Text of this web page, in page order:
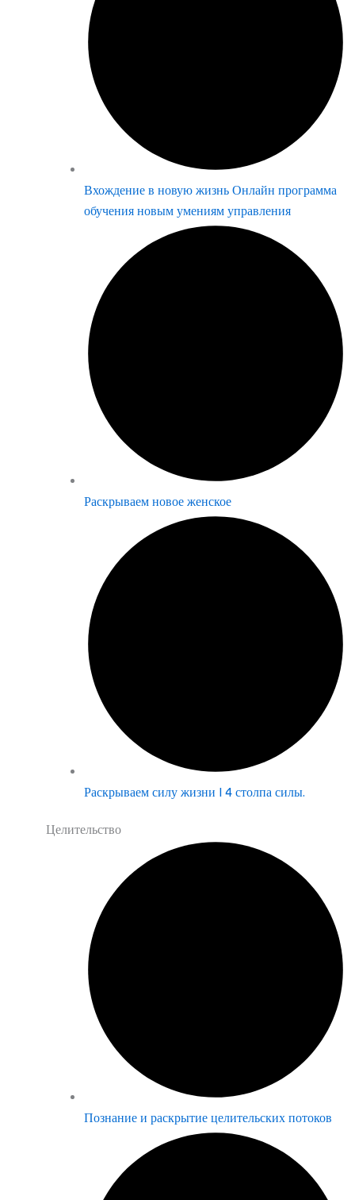
Вхождение в новую жизнь Онлайн программа
обучения новым умениям управления
Раскрываем новое женское
Раскрываем силу жизни | 4 столпа силы.
Целительство
Познание и раскрытие целительских потоков